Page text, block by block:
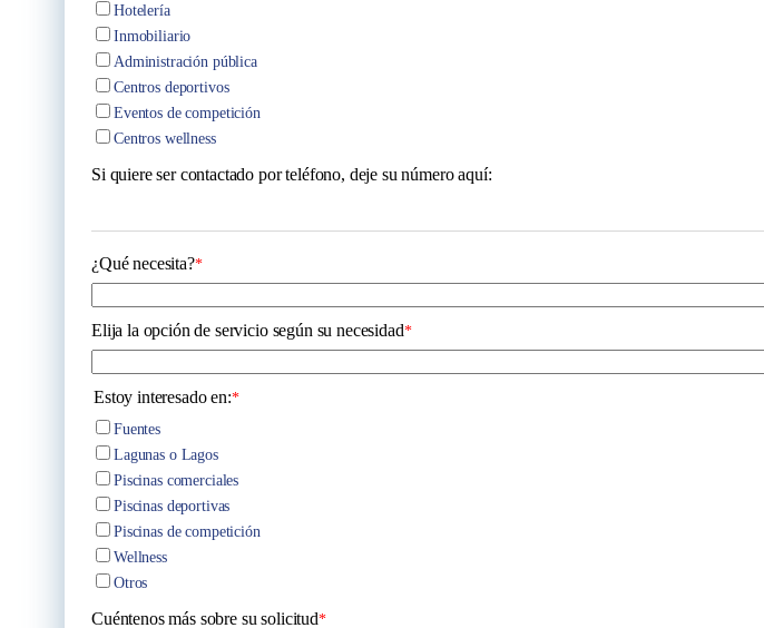
Hotelería
Inmobiliario
Administración pública
Centros deportivos
Eventos de competición
Centros wellness
Si quiere ser contactado por teléfono, deje su número aquí:
¿Qué necesita?*
Elija la opción de servicio según su necesidad*
Estoy interesado en:*
Fuentes
Lagunas o Lagos
Piscinas comerciales
Piscinas deportivas
Piscinas de competición
Wellness
Otros
Cuéntenos más sobre su solicitud*